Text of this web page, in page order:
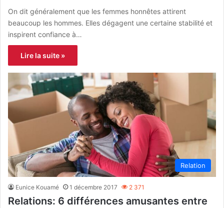
On dit généralement que les femmes honnêtes attirent
beaucoup les hommes. Elles dégagent une certaine stabilité et
inspirent confiance à…
Lire la suite »
Relation
Eunice Kouamé 1 décembre 2017 2 371
Relations: 6 différences amusantes entre